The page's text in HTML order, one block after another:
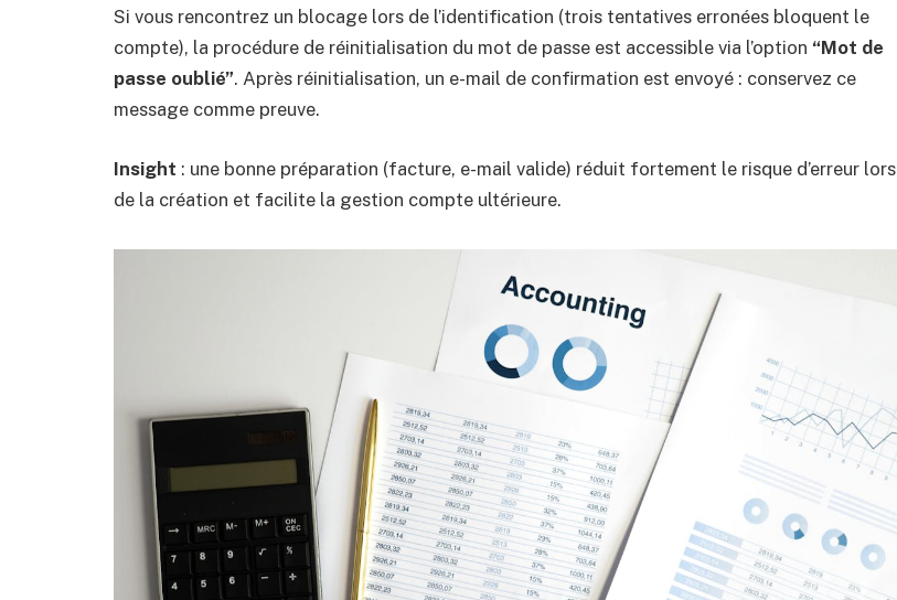
Si vous rencontrez un blocage lors de l’identification (trois tentatives erronées bloquent le
compte), la procédure de réinitialisation du mot de passe est accessible via l’option “Mot de
passe oublié”. Après réinitialisation, un e-mail de confirmation est envoyé : conservez ce
message comme preuve.
Insight : une bonne préparation (facture, e-mail valide) réduit fortement le risque d’erreur lors
de la création et facilite la gestion compte ultérieure.